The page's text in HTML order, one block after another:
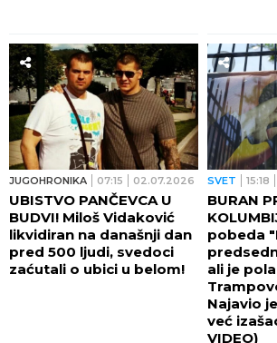
JUGOHRONIKA 07:15 02.07.2026
UBISTVO PANČEVCA U
BUDVI! Miloš Vidaković
likvidiran na današnji dan
pred 500 ljudi, svedoci
zaćutali o ubici u belom!
SVET 15:18
BURAN
pobeda
ali je
Najavio
već
VIDEO)